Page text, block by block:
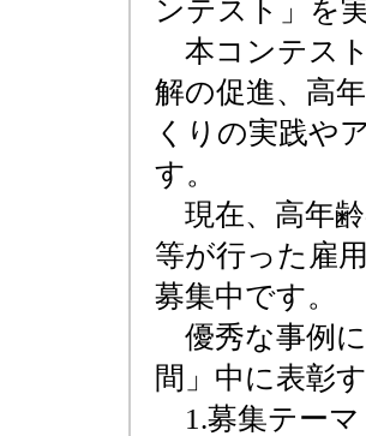
ンテスト」を
本コンテス
解の促進、高
くりの実践や
す。
現在、高年
等が行った雇
募集中です。
優秀な事例に
間」中に表彰
1.募集テーマ